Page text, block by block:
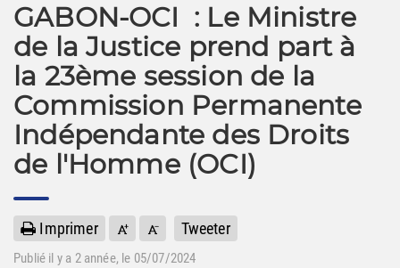
GABON-OCI : Le Ministre
de la Justice prend part à
la 23ème session de la
Commission Permanente
Indépendante des Droits
de l'Homme (OCI)
Imprimer Tweeter
Publié il y a 2 année, le 05/07/2024